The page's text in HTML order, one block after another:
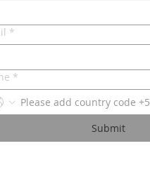
*
*
Submit